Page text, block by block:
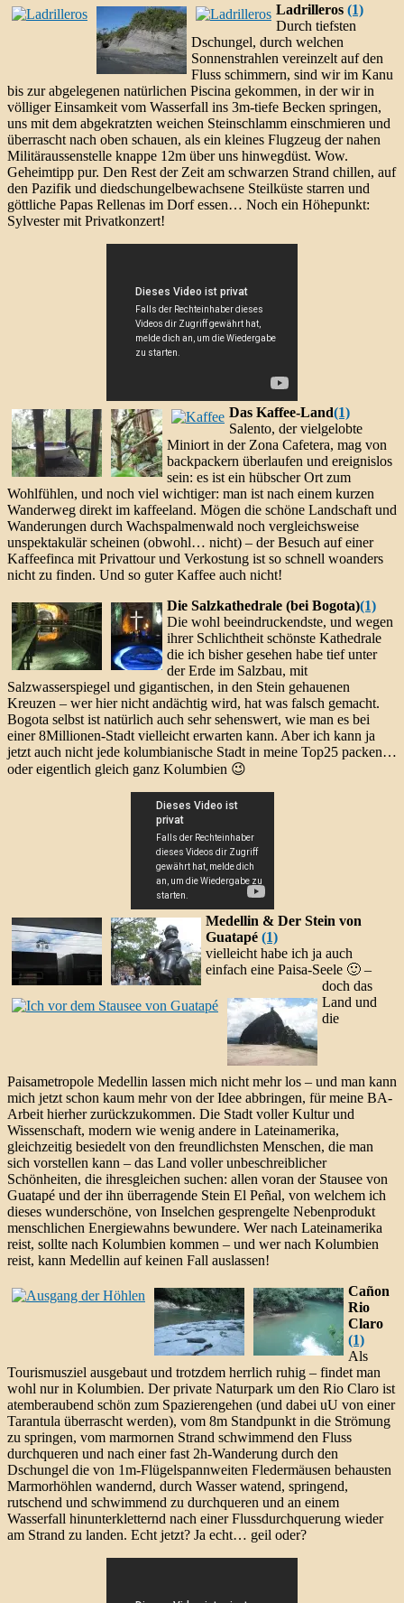
Ladrilleros (1)
Durch tiefsten
Dschungel, durch welchen
Sonnenstrahlen vereinzelt auf den
Fluss schimmern, sind wir im Kanu
bis zur abgelegenen natürlichen Piscina gekommen, in der wir in
völliger Einsamkeit vom Wasserfall ins 3m-tiefe Becken springen,
uns mit dem abgekratzten weichen Steinschlamm einschmieren und
überrascht nach oben schauen, als ein kleines Flugzeug der nahen
Militäraussenstelle knappe 12m über uns hinwegdüst. Wow.
Geheimtipp pur. Den Rest der Zeit am schwarzen Strand chillen, auf
den Pazifik und diedschungelbewachsene Steilküste starren und
göttliche Papas Rellenas im Dorf essen… Noch ein Höhepunkt:
Sylvester mit Privatkonzert!
Das Kaffee-Land(1)
Salento, der vielgelobte
Miniort in der Zona Cafetera, mag von
backpackern überlaufen und ereignislos
sein: es ist ein hübscher Ort zum
Wohlfühlen, und noch viel wichtiger: man ist nach einem kurzen
Wanderweg direkt im kaffeeland. Mögen die schöne Landschaft und
Wanderungen durch Wachspalmenwald noch vergleichsweise
unspektakulär scheinen (obwohl… nicht) – der Besuch auf einer
Kaffeefinca mit Privattour und Verkostung ist so schnell woanders
nicht zu finden. Und so guter Kaffee auch nicht!
Die Salzkathedrale (bei Bogota)(1)
Die wohl beeindruckendste, und wegen
ihrer Schlichtheit schönste Kathedrale
die ich bisher gesehen habe tief unter
der Erde im Salzbau, mit
Salzwasserspiegel und gigantischen, in den Stein gehauenen
Kreuzen – wer hier nicht andächtig wird, hat was falsch gemacht.
Bogota selbst ist natürlich auch sehr sehenswert, wie man es bei
einer 8Millionen-Stadt vielleicht erwarten kann. Aber ich kann ja
jetzt auch nicht jede kolumbianische Stadt in meine Top25 packen…
oder eigentlich gleich ganz Kolumbien 😉
Medellin & Der Stein von
Guatapé (1)
vielleicht habe ich ja auch
einfach eine Paisa-Seele 🙂 –
doch das
Land und
die
Paisametropole Medellin lassen mich nicht mehr los – und man kann
mich jetzt schon kaum mehr von der Idee abbringen, für meine BA-
Arbeit hierher zurückzukommen. Die Stadt voller Kultur und
Wissenschaft, modern wie wenig andere in Lateinamerika,
gleichzeitig besiedelt von den freundlichsten Menschen, die man
sich vorstellen kann – das Land voller unbeschreiblicher
Schönheiten, die ihresgleichen suchen: allen voran der Stausee von
Guatapé und der ihn überragende Stein El Peñal, von welchem ich
dieses wunderschöne, von Inselchen gesprengelte Nebenprodukt
menschlichen Energiewahns bewundere. Wer nach Lateinamerika
reist, sollte nach Kolumbien kommen – und wer nach Kolumbien
reist, kann Medellin auf keinen Fall auslassen!
Cañon
Rio
Claro
(1)
Als
Tourismusziel ausgebaut und trotzdem herrlich ruhig – findet man
wohl nur in Kolumbien. Der private Naturpark um den Rio Claro ist
atemberaubend schön zum Spazierengehen (und dabei uU von einer
Tarantula überrascht werden), vom 8m Standpunkt in die Strömung
zu springen, vom marmornen Strand schwimmend den Fluss
durchqueren und nach einer fast 2h-Wanderung durch den
Dschungel die von 1m-Flügelspannweiten Fledermäusen behausten
Marmorhöhlen wandernd, durch Wasser watend, springend,
rutschend und schwimmend zu durchqueren und an einem
Wasserfall hinunterkletternd nach einer Flussdurchquerung wieder
am Strand zu landen. Echt jetzt? Ja echt… geil oder?